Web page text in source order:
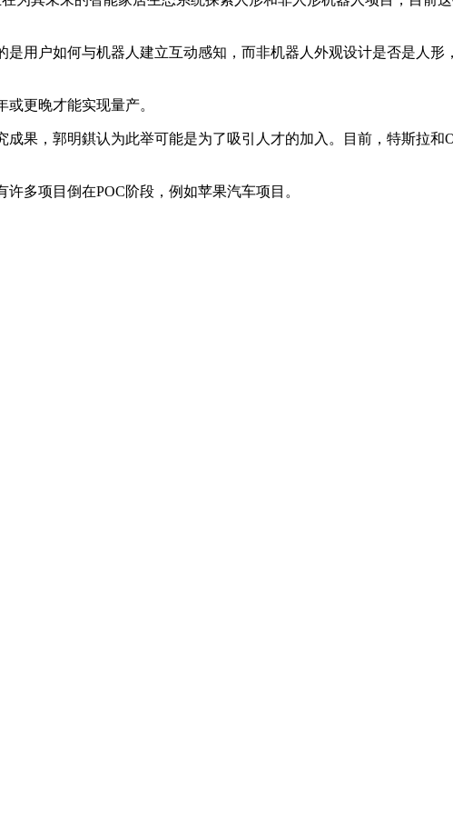
户如何与机器人建立互动感知，而非机器人外观设计是否是人形
更晚才能实现量产。
，郭明錤认为此举可能是为了吸引人才的加入。目前，特斯拉和
多项目倒在POC阶段，例如苹果汽车项目。